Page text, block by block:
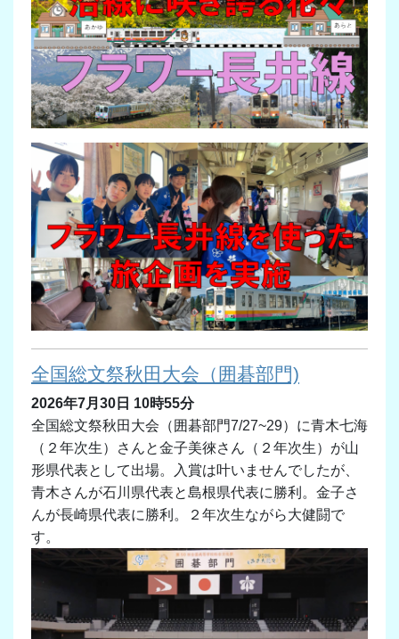
全国総文祭秋田大会（囲碁部門)
2026年7月30日 10時55分
全国総文祭秋田大会（囲碁部門7/27~29）に青木七海
（２年次生）さんと金子美徠さん（２年次生）が山
形県代表として出場。入賞は叶いませんでしたが、
青木さんが石川県代表と島根県代表に勝利。金子さ
んが長崎県代表に勝利。２年次生ながら大健闘で
す。